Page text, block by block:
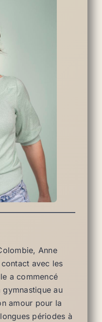
Anne
avec les
a commencé
au
amour pour la
périodes à